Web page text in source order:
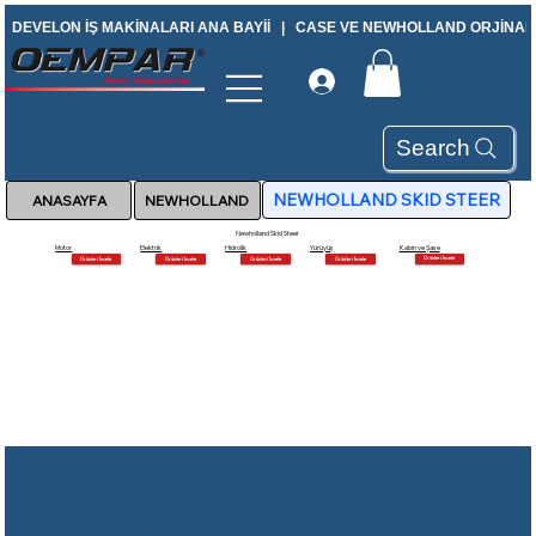
DEVELON İŞ MAKİNALARI ANA BAYİİ   |   CASE VE NEWHOLLAND
Search
ANASAYFA NEWHOLLAND NEWHOLLAND SKID STEER
Newholland Skid Steer
Motor
Ürünleri İncele
Elektrik
Ürünleri İncele
Hidrolik
Ürünleri İncele
Yürüyüş
Ürünleri İncele
Kabin ve Şase
Ürünleri İncele